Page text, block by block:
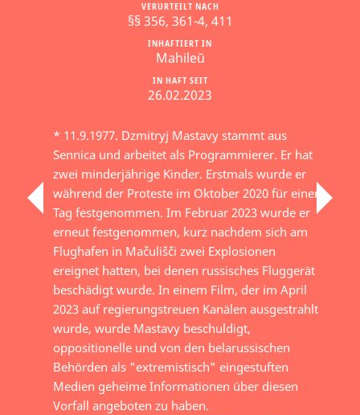
IN HAFT SEIT
26.02.2023
INHAFTIERT IN
Mahileŭ
VERURTEILT NACH
§§ 356, 361-4, 411
* 11.9.1977. Dzmitryj Mastavy stammt aus
Sennica und arbeitet als Programmierer. Er hat
zwei minderjährige Kinder. Erstmals wurde er
während der Proteste im Oktober 2020 für einen
Tag festgenommen. Im Februar 2023 wurde er
erneut festgenommen, kurz nachdem sich am
Flughafen in Mačulišči zwei Explosionen
ereignet hatten, bei denen russisches Fluggerät
beschädigt wurde. In einem Film, der im April
2023 auf regierungstreuen Kanälen ausgestrahlt
wurde, wurde Mastavy beschuldigt,
oppositionelle und von den belarussischen
Behörden als "extremistisch" eingestuften
Medien geheime Informationen über diesen
Vorfall angeboten zu haben.